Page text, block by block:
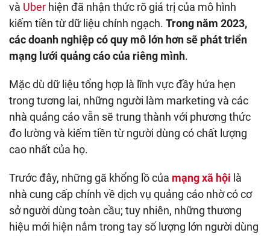
và Uber hiện đã nhận thức rõ giá trị của mô hình
kiếm tiền từ dữ liệu chính ngạch. Trong năm 2023,
các doanh nghiệp có quy mô lớn hơn sẽ phát triển
mạng lưới quảng cáo của riêng mình.
Mặc dù dữ liệu tổng hợp là lĩnh vực đầy hứa hẹn
trong tương lai, những người làm marketing và các
nhà quảng cáo vẫn sẽ trung thành với phương thức
đo lường và kiếm tiền từ người dùng có chất lượng
cao nhất của họ.
Trước đây, những gã khổng lồ của mạng xã hội là
nhà cung cấp chính về dịch vụ quảng cáo nhờ có cơ
sở người dùng toàn cầu; tuy nhiên, những thương
hiệu mới hiện nắm trong tay số lượng lớn người dùng